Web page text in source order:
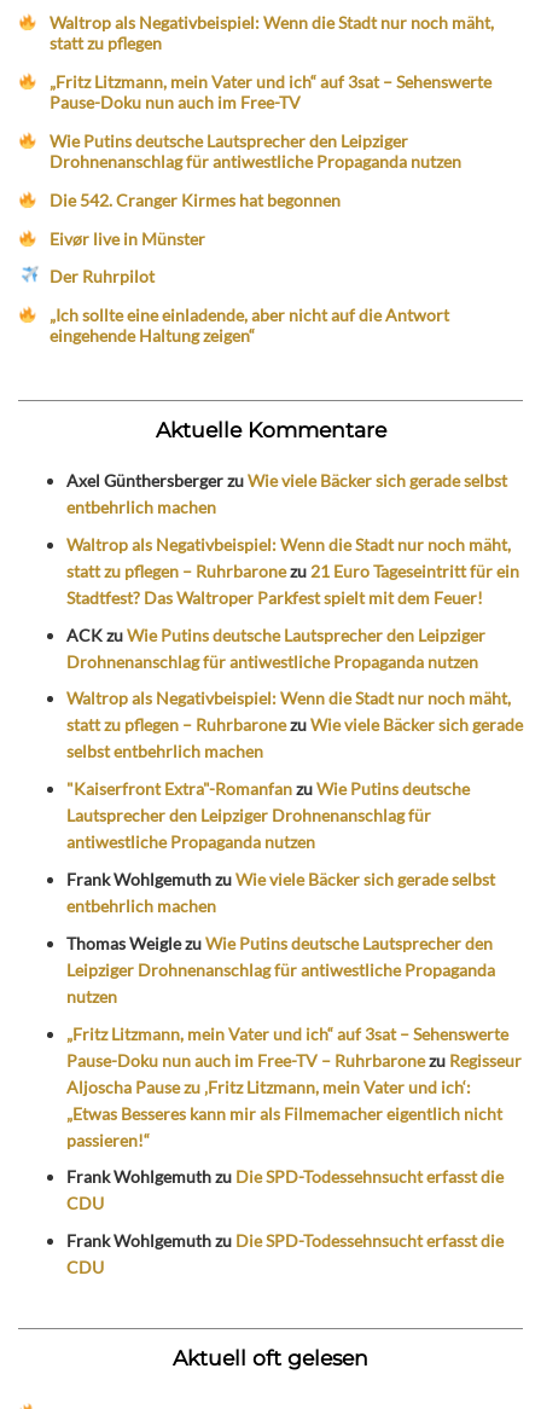
Waltrop als Negativbeispiel: Wenn die Stadt nur noch mäht,
statt zu pflegen
„Fritz Litzmann, mein Vater und ich“ auf 3sat – Sehenswerte
Pause-Doku nun auch im Free-TV
Wie Putins deutsche Lautsprecher den Leipziger
Drohnenanschlag für antiwestliche Propaganda nutzen
Die 542. Cranger Kirmes hat begonnen
Eivør live in Münster
Der Ruhrpilot
„Ich sollte eine einladende, aber nicht auf die Antwort
eingehende Haltung zeigen“
Aktuelle Kommentare
Axel GünthersbergerzuWie viele Bäcker sich gerade selbst
entbehrlich machen
Waltrop als Negativbeispiel: Wenn die Stadt nur noch mäht,
statt zu pflegen – Ruhrbaronezu 21 Euro Tageseintritt für ein
Stadtfest? Das Waltroper Parkfest spielt mit dem Feuer!
ACKzuWie Putins deutsche Lautsprecher den Leipziger
Drohnenanschlag für antiwestliche Propaganda nutzen
Waltrop als Negativbeispiel: Wenn die Stadt nur noch mäht,
statt zu pflegen – RuhrbaronezuWie viele Bäcker sich gerade
selbst entbehrlich machen
"Kaiserfront Extra"-RomanfanzuWie Putins deutsche
Lautsprecher den Leipziger Drohnenanschlag für
antiwestliche Propaganda nutzen
Frank WohlgemuthzuWie viele Bäcker sich gerade selbst
entbehrlich machen
Thomas WeiglezuWie Putins deutsche Lautsprecher den
Leipziger Drohnenanschlag für antiwestliche Propaganda
nutzen
„Fritz Litzmann, mein Vater und ich“ auf 3sat – Sehenswerte
Pause-Doku nun auch im Free-TV – Ruhrbaronezu Regisseur
Aljoscha Pause zu ‚Fritz Litzmann, mein Vater und ich‘:
„Etwas Besseres kann mir als Filmemacher eigentlich nicht
passieren!“
Frank Wohlgemuthzu Die SPD-Todessehnsucht erfasst die
CDU
Frank Wohlgemuthzu Die SPD-Todessehnsucht erfasst die
CDU
Aktuell oft gelesen